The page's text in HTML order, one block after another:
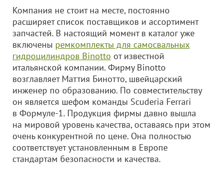
Компания не стоит на месте, постоянно
расширяет список поставщиков и ассортимент
запчастей. В настоящий момент в каталог уже
включены ремкомплекты для самосвальных
гидроцилиндров Binotto от известной
итальянской компании. Фирму Binotto
возглавляет Маттия Бинотто, швейцарский
инженер по образованию. По совместительству
он является шефом команды Scuderia Ferrari
в Формуле-1. Продукция фирмы давно вышла
на мировой уровень качества, оставаясь при этом
очень конкурентной по цене. Она полностью
соответствует установленным в Европе
стандартам безопасности и качества.